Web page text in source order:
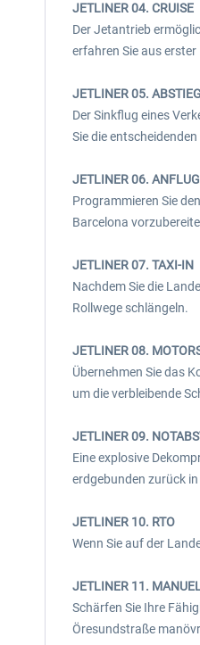
JETLINER 04. CRUISE
Der Jetantrieb
erfahren Sie aus
JETLINER 05. ABSTIEG
Der Sinkflug eines
Sie die
JETLINER 06. ANFLUG
Programmieren Sie
Barcelona
JETLINER 07. TAXI-IN
Nachdem Sie die
Rollwege schlängeln.
JETLINER 08.
Übernehmen Sie das
um die verbleibende
JETLINER 09.
Eine explosive
erdgebunden zurück
JETLINER 10. RTO
Wenn Sie auf der
JETLINER 11.
Schärfen Sie Ihre
Öresundstraße